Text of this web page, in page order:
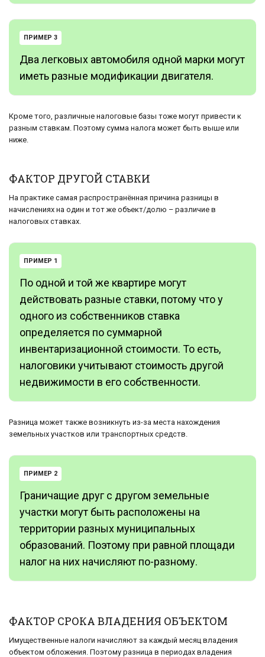
ПРИМЕР 3
Два легковых автомобиля одной марки могут
иметь разные модификации двигателя.
Кроме того, различные налоговые базы тоже могут привести к
разным ставкам. Поэтому сумма налога может быть выше или
ниже.
ФАКТОР ДРУГОЙ СТАВКИ
На практике самая распространённая причина разницы в
начислениях на один и тот же объект/долю – различие в
налоговых ставках.
ПРИМЕР 1
По одной и той же квартире могут
действовать разные ставки, потому что у
одного из собственников ставка
определяется по суммарной
инвентаризационной стоимости. То есть,
налоговики учитывают стоимость другой
недвижимости в его собственности.
Разница может также возникнуть из-за места нахождения
земельных участков или транспортных средств.
ПРИМЕР 2
Граничащие друг с другом земельные
участки могут быть расположены на
территории разных муниципальных
образований. Поэтому при равной площади
налог на них начисляют по-разному.
ФАКТОР СРОКА ВЛАДЕНИЯ ОБЪЕКТОМ
Имущественные налоги начисляют за каждый месяц владения
объектом обложения. Поэтому разница в периодах владения